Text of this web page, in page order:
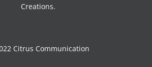
Creations.
Citrus Communication